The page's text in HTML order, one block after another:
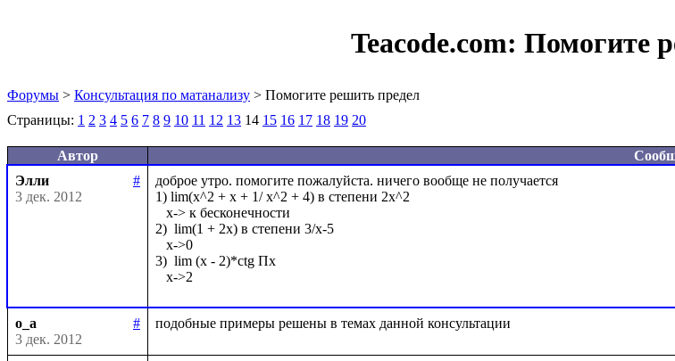
Teacode.com: Помогите
Форумы > Консультация по матанализу > Помогите решить предел
Страницы: 1 2 3 4 5 6 7 8 9 10 11 12 13 14 15 16 17 18 19 20
Автор
Элли
#
3 дек. 2012
доброе утро. помогите пожалуйста. ничего вообще не получается
1) lim(x^2 + x + 1/ x^2 + 4) в степени 2x^2
2)  lim(1 + 2x) в степени 3/x-5
3)  lim (x - 2)*ctg Пx
o_a
#
3 дек. 2012